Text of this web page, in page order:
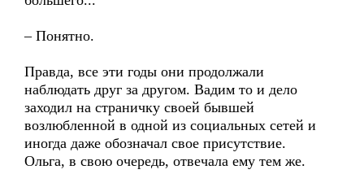
– Понятно.
Правда, все эти годы они продолжали
наблюдать друг за другом. Вадим то и дело
заходил на страничку своей бывшей
возлюбленной в одной из социальных сетей и
иногда даже обозначал свое присутствие.
Ольга, в свою очередь, отвечала ему тем же.